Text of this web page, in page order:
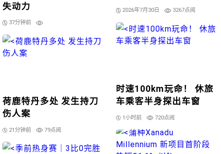
失动力
37分钟前
2026年7月30日 3267点阅
时速100km玩命！ 休旅
车乘客半身探出车窗
1小时前 720点阅
荷鹿特丹多处 发生持刀
伤人案
21分钟前 79点阅